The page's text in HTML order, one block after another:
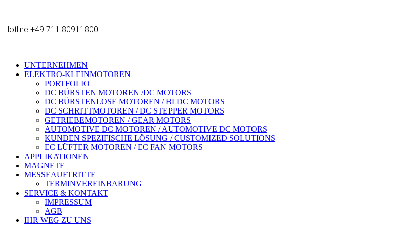
Hotline +49 711 80911800
UNTERNEHMEN
ELEKTRO-KLEINMOTOREN
PORTFOLIO
DC BÜRSTEN MOTOREN /DC MOTORS
DC BÜRSTENLOSE MOTOREN / BLDC MOTORS
DC SCHRITTMOTOREN / DC STEPPER MOTORS
GETRIEBEMOTOREN / GEAR MOTORS
AUTOMOTIVE DC MOTOREN / AUTOMOTIVE DC MOTORS
KUNDEN SPEZIFISCHE LÖSUNG / CUSTOMIZED SOLUTIONS
EC LÜFTER MOTOREN / EC FAN MOTORS
APPLIKATIONEN
MAGNETE
MESSEAUFTRITTE
TERMINVEREINBARUNG
SERVICE & KONTAKT
IMPRESSUM
AGB
IHR WEG ZU UNS